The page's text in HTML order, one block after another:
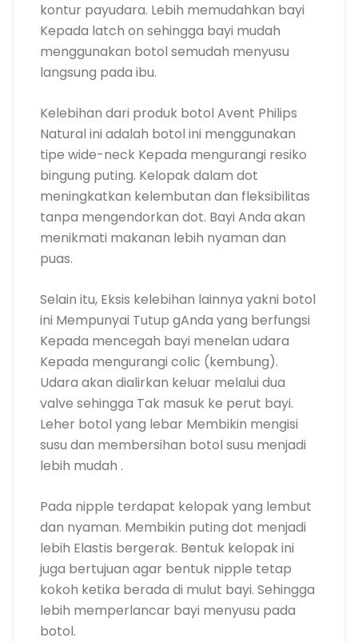
kontur payudara. Lebih memudahkan bayi
Kepada latch on sehingga bayi mudah
menggunakan botol semudah menyusu
langsung pada ibu.
Kelebihan dari produk botol Avent Philips
Natural ini adalah botol ini menggunakan
tipe wide-neck Kepada mengurangi resiko
bingung puting. Kelopak dalam dot
meningkatkan kelembutan dan fleksibilitas
tanpa mengendorkan dot. Bayi Anda akan
menikmati makanan lebih nyaman dan
puas.
Selain itu, Eksis kelebihan lainnya yakni botol
ini Mempunyai Tutup gAnda yang berfungsi
Kepada mencegah bayi menelan udara
Kepada mengurangi colic (kembung).
Udara akan dialirkan keluar melalui dua
valve sehingga Tak masuk ke perut bayi.
Leher botol yang lebar Membikin mengisi
susu dan membersihan botol susu menjadi
lebih mudah .
Pada nipple terdapat kelopak yang lembut
dan nyaman. Membikin puting dot menjadi
lebih Elastis bergerak. Bentuk kelopak ini
juga bertujuan agar bentuk nipple tetap
kokoh ketika berada di mulut bayi. Sehingga
lebih memperlancar bayi menyusu pada
botol.